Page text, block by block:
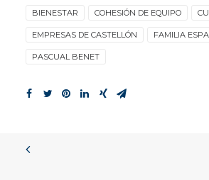
BIENESTAR COHESIÓN DE EQUIPO
EMPRESAS DE CASTELLÓN FAMILIA
PASCUAL BENET